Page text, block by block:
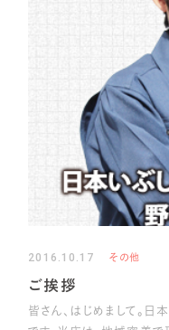
2016.10.17 その他
ご挨拶
皆さん、はじめまして。